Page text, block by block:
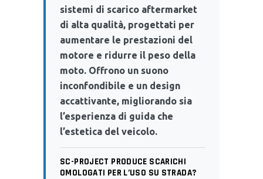
sistemi di scarico aftermarket
di alta qualità, progettati per
aumentare le prestazioni del
motore e ridurre il peso della
moto. Offrono un suono
inconfondibile e un design
accattivante, migliorando sia
l’esperienza di guida che
l’estetica del veicolo.
SC-PROJECT PRODUCE SCARICHI
OMOLOGATI PER L’USO SU STRADA?